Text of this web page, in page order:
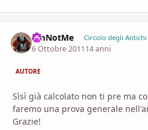
I'mNotMe Circolo degli Antichi
6 Ottobre 201114 anni
AUTORE
Sìsì già calcolato non ti pre ma
faremo una prova generale
Grazie!